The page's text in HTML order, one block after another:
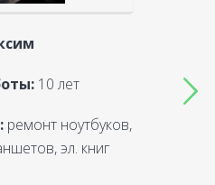
10 лет
ремонт ноутбуков,
эл. книг